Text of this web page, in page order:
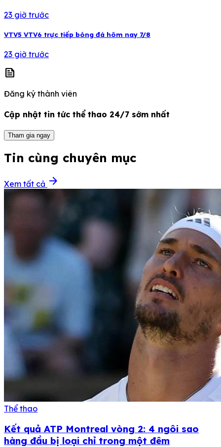
23 giờ trước
VTV5 VTV6 trực tiếp bóng đá hôm nay 7/8
23 giờ trước
news
Đăng ký thành viên
Cập nhật tin tức thể thao 24/7 sớm nhất
Tham gia ngay
Tin cùng chuyên mục
Xem tất cả arrow_forward
Thể thao
Kết quả ATP Montreal vòng 2: 4 ngôi sao
hàng đầu bị loại chỉ trong một đêm